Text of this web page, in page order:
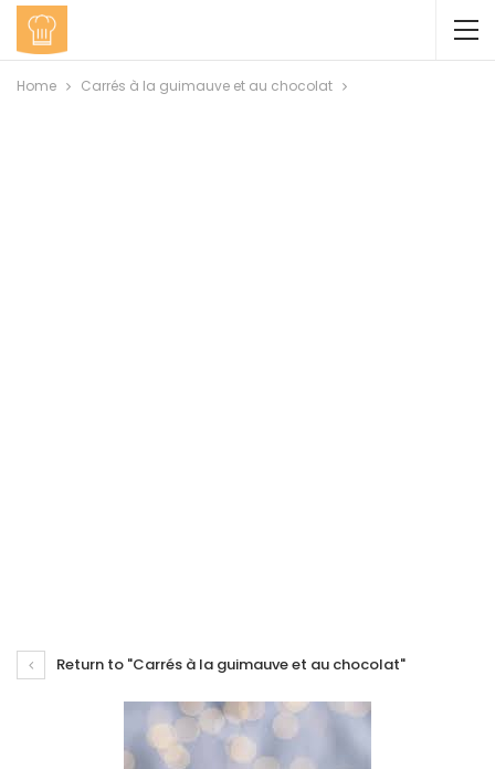
Home Carrés à la guimauve et au chocolat
Return to "Carrés à la guimauve et au chocolat"